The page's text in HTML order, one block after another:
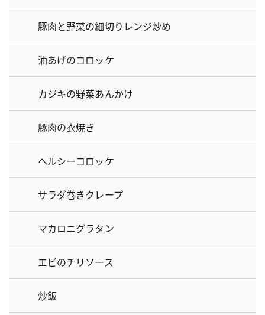
豚肉と野菜の細切りレンジ炒め
油あげのコロッケ
カジキの野菜あんかけ
豚肉の衣焼き
ヘルシーコロッケ
サラダ巻きクレープ
マカロニグラタン
エビのチリソース
炒飯